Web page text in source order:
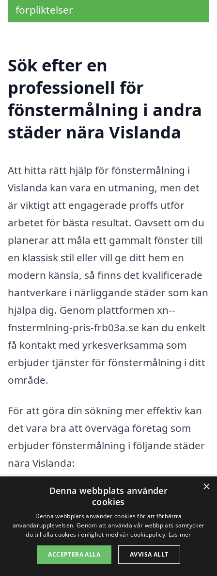
förpliktelser
Sök efter en
professionell för
fönstermålning i andra
städer nära Vislanda
Att hitta rätt hjälp för fönstermålning i
Vislanda kan vara en utmaning, men det
är viktigt att engagerade proffs utför
arbetet för bästa resultat. Oavsett om du
planerar att måla ett gammalt fönster till
en klassisk stil eller vill ge ditt hem en
modern känsla, så finns det kvalificerade
hantverkare i närliggande städer som kan
hjälpa dig. Genom plattformen xn--
fnstermlning-pris-frb03a.se kan du enkelt
få kontakt med yrkesverksamma som
erbjuder tjänster för fönstermålning i ditt
område.
För att göra din sökning mer effektiv kan
det vara bra att överväga företag som
erbjuder fönstermålning i följande städer
nära Vislanda:
Alvesta
Klevshult
Braås
Långasjö
×
Denna webbplats använder
cookies
Denna webbplats använder cookies för att förbättra
användarupplevelsen. Genom att använda vår webbplats samtycker
du till alla cookies i enlighet med vår cookiepolicy. Läs mer
ACCEPTERA ALLA AVVISA ALLT